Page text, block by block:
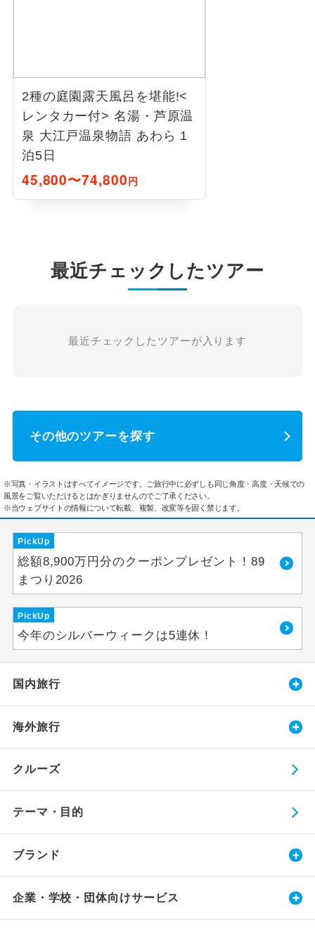
2種の庭園露天風呂を堪能!<
レンタカー付> 名湯・芦原温
泉 大江戸温泉物語 あわら 1
泊5日
45,800〜74,800円
最近チェックしたツアー
最近チェックしたツアーが入ります
その他のツアーを探す
※写真・イラストはすべてイメージです。ご旅行中に必ずしも同じ角度・高度・天候での
風景をご覧いただけるとはかぎりませんのでご了承ください。
※当ウェブサイトの情報について転載、複製、改変等を固く禁じます。
PickUp
総額8,900万円分のクーポンプレゼント！89
まつり2026
PickUp
今年のシルバーウィークは5連休！
国内旅行
海外旅行
クルーズ
テーマ・目的
ブランド
企業・学校・団体向けサービス